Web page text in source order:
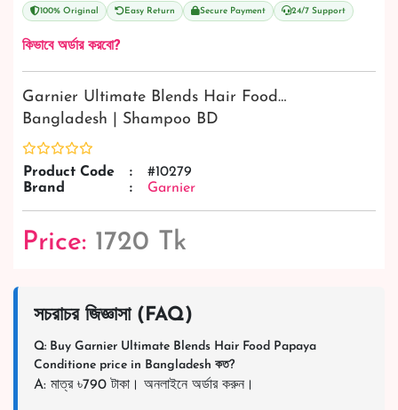
100% Original Easy Return Secure Payment 24/7 Support
কিভাবে অর্ডার করবো?
Garnier Ultimate Blends Hair Food…
Bangladesh | Shampoo BD
Product Code :
#10279
Brand
: Garnier
Price: 1720 Tk
সচরাচর জিজ্ঞাসা (FAQ)
Q: Buy Garnier Ultimate Blends Hair Food Papaya
Conditione price in Bangladesh কত?
A: মাত্র ৳790 টাকা। অনলাইনে অর্ডার করুন।